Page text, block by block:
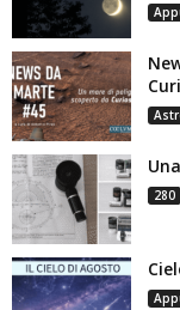
280